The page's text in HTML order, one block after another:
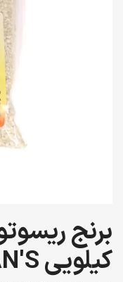
کیلویی KALUSTYAN'S